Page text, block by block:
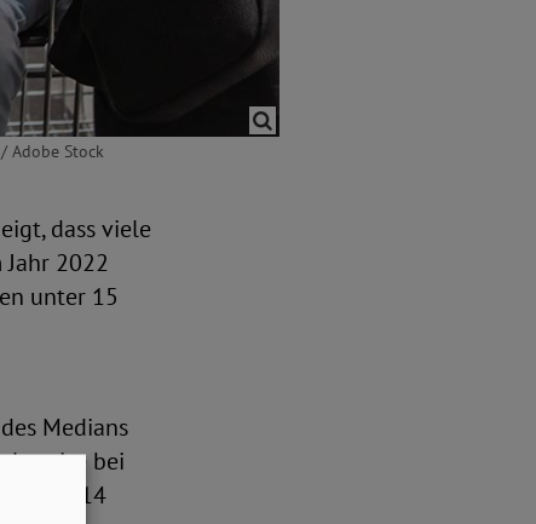
Adobe Stock
dass viele
2022
unter 15
Medians
bei
unter 14